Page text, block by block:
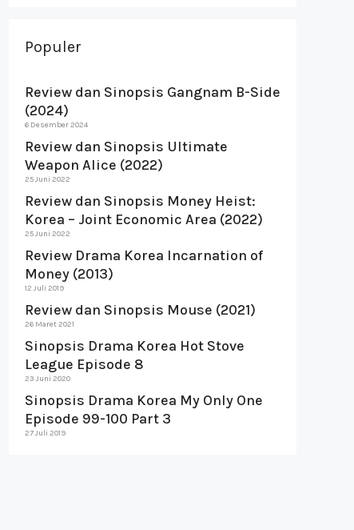
Populer
Review dan Sinopsis Gangnam B-Side
(2024)
6 Desember 2024
Review dan Sinopsis Ultimate
Weapon Alice (2022)
25 Juni 2022
Review dan Sinopsis Money Heist:
Korea – Joint Economic Area (2022)
25 Juni 2022
Review Drama Korea Incarnation of
Money (2013)
12 Juli 2019
Review dan Sinopsis Mouse (2021)
26 Maret 2021
Sinopsis Drama Korea Hot Stove
League Episode 8
23 Juni 2020
Sinopsis Drama Korea My Only One
Episode 99-100 Part 3
27 Juli 2019